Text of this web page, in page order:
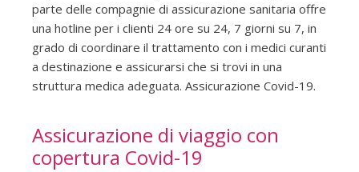
parte delle compagnie di assicurazione sanitaria offre
una hotline per i clienti 24 ore su 24, 7 giorni su 7, in
grado di coordinare il trattamento con i medici curanti
a destinazione e assicurarsi che si trovi in una
struttura medica adeguata. Assicurazione Covid-19.
Assicurazione di viaggio con
copertura Covid-19